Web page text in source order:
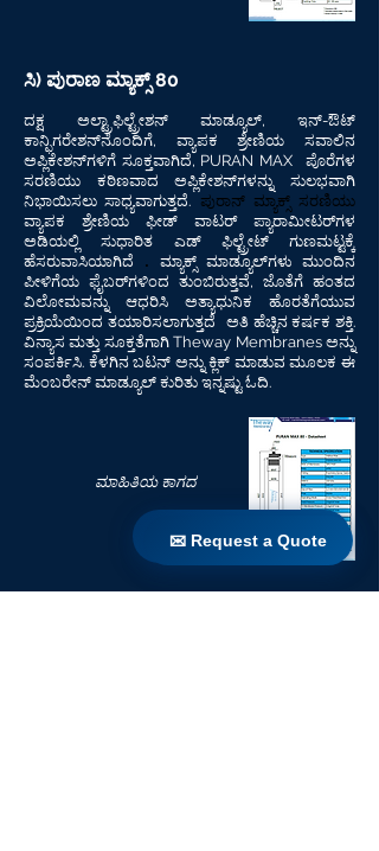
ಸಿ) ಪುರಾಣ ಮ್ಯಾಕ್ಸ್ 80
ದಕ್ಷ ಅಲ್ಟ್ರಾಫಿಲ್ಟ್ರೇಶನ್ ಮಾಡ್ಯೂಲ್, ಇನ್-ಔಟ್
ಕಾನ್ಫಿಗರೇಶನ್‌ನೊಂದಿಗೆ, ವ್ಯಾಪಕ ಶ್ರೇಣಿಯ ಸವಾಲಿನ
ಅಪ್ಲಿಕೇಶನ್‌ಗಳಿಗೆ ಸೂಕ್ತವಾಗಿದೆ, PURAN MAX
ಪೊರೆಗಳ
ಸರಣಿಯು ಕಠಿಣವಾದ ಅಪ್ಲಿಕೇಶನ್‌ಗಳನ್ನು ಸುಲಭವಾಗಿ
ನಿಭಾಯಿಸಲು ಸಾಧ್ಯವಾಗುತ್ತದೆ. ಪುರಾನ್ ಮ್ಯಾಕ್ಸ್ ಸರಣಿಯು
ವ್ಯಾಪಕ ಶ್ರೇಣಿಯ ಫೀಡ್ ವಾಟರ್ ಪ್ಯಾರಾಮೀಟರ್‌ಗಳ
ಅಡಿಯಲ್ಲಿ
ಸುಧಾರಿತ ಎಡ್ ಫಿಲ್ಟ್ರೇಟ್ ಗುಣಮಟ್ಟಕ್ಕೆ
ಹೆಸರುವಾಸಿಯಾಗಿದೆ . ಮ್ಯಾಕ್ಸ್ ಮಾಡ್ಯೂಲ್‌ಗಳು ಮುಂದಿನ
ಪೀಳಿಗೆಯ ಫೈಬರ್‌ಗಳಿಂದ ತುಂಬಿರುತ್ತವೆ, ಜೊತೆಗೆ ಹಂತದ
ವಿಲೋಮವನ್ನು ಆಧರಿಸಿ ಅತ್ಯಾಧುನಿಕ ಹೊರತೆಗೆಯುವ
ಪ್ರಕ್ರಿಯೆಯಿಂದ ತಯಾರಿಸಲಾಗುತ್ತದೆ
ಅತಿ ಹೆಚ್ಚಿನ ಕರ್ಷಕ ಶಕ್ತಿ.
ವಿನ್ಯಾಸ ಮತ್ತು ಸೂಕ್ತತೆಗಾಗಿ Theway Membranes ಅನ್ನು
ಸಂಪರ್ಕಿಸಿ. ಕೆಳಗಿನ ಬಟನ್ ಅನ್ನು ಕ್ಲಿಕ್ ಮಾಡುವ ಮೂಲಕ ಈ
ಮೆಂಬರೇನ್ ಮಾಡ್ಯೂಲ್ ಕುರಿತು ಇನ್ನಷ್ಟು ಓದಿ.
ಮಾಹಿತಿಯ ಕಾಗದ
✉ Request a Quote
✉ Request a Quote